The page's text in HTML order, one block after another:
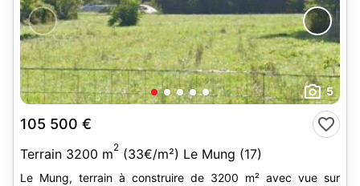
5
105 500 €
Terrain 3200 m2 (33€/m²) Le Mung (17)
Le Mung, terrain à construire de 3200 m² avec vue sur